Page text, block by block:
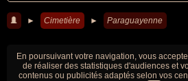
► Cimetière ► Paraguayenne
En poursuivant votre navigation, vous
de réaliser des statistiques d'audiences et
contenus ou publicités adaptés selon vos